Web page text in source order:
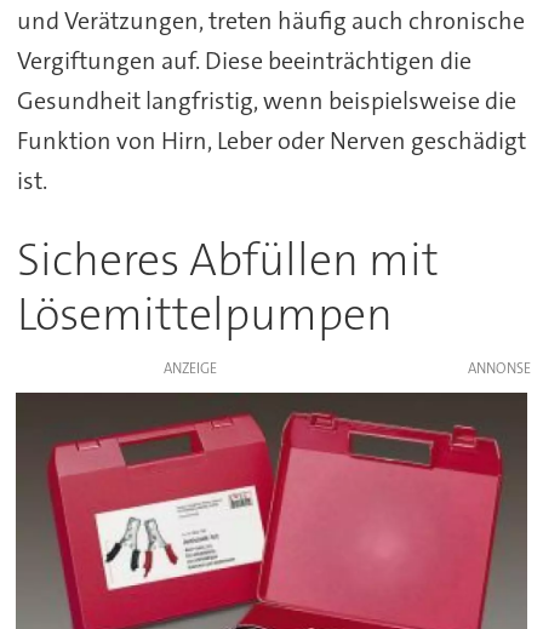
und Verätzungen, treten häufig auch chronische
Vergiftungen auf. Diese beeinträchtigen die
Gesundheit langfristig, wenn beispielsweise die
Funktion von Hirn, Leber oder Nerven geschädigt
ist.
Sicheres Abfüllen mit
Lösemittelpumpen
ANZEIGE